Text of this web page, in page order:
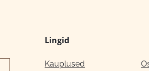
Lingid
Kauplused